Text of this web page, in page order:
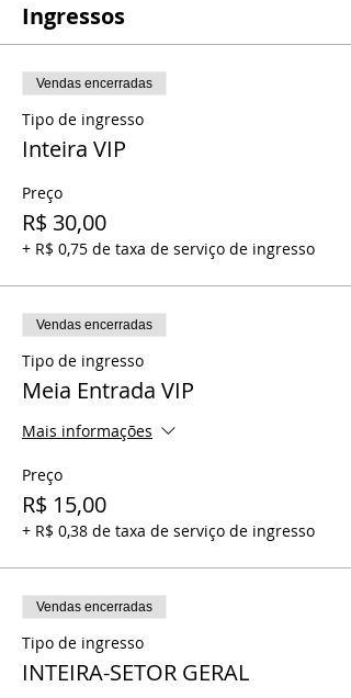
Ingressos
Vendas encerradas
Tipo de ingresso
Inteira VIP
Preço
R$ 30,00
+ R$ 0,75 de taxa de serviço de ingresso
Vendas encerradas
Tipo de ingresso
Meia Entrada VIP
Mais informações
Preço
R$ 15,00
+ R$ 0,38 de taxa de serviço de ingresso
Vendas encerradas
Tipo de ingresso
INTEIRA-SETOR GERAL